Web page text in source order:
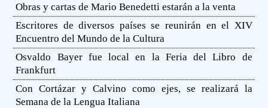
Obras y cartas de Mario Benedetti estarán a la venta
Escritores de diversos países se reunirán en el XIV
Encuentro del Mundo de la Cultura
Osvaldo Bayer fue local en la Feria del Libro de
Frankfurt
Con Cortázar y Calvino como ejes, se realizará la
Semana de la Lengua Italiana